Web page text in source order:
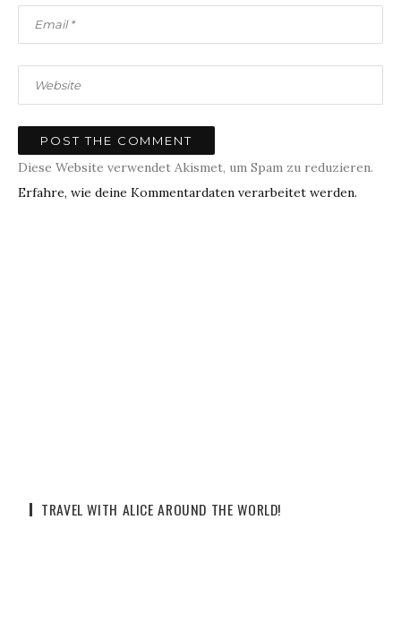
Diese Website verwendet Akismet, um Spam zu reduzieren.
Erfahre, wie deine Kommentardaten verarbeitet werden.
TRAVEL WITH ALICE AROUND THE WORLD!